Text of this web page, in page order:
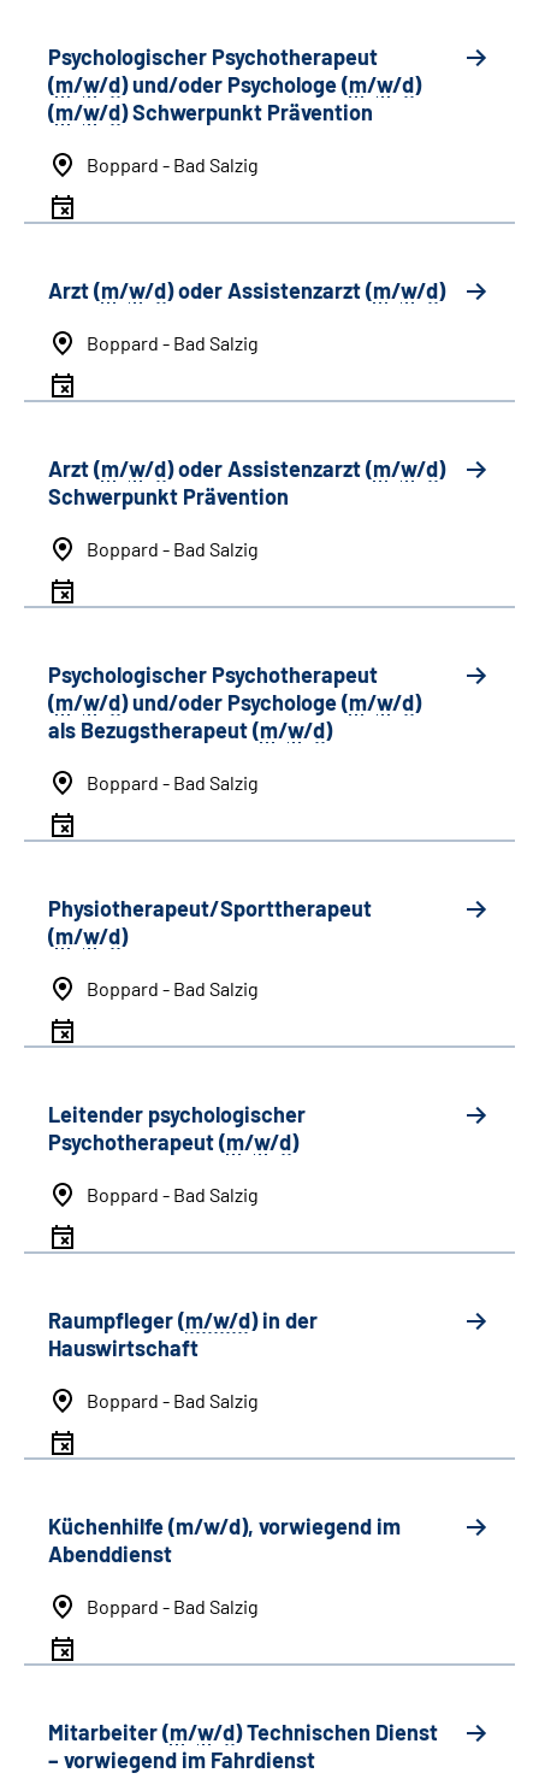
Psychologischer Psychotherapeut
(m/w/d) und/oder Psychologe (m/w/d)
(m/w/d) Schwerpunkt Prävention
Boppard - Bad Salzig
Arzt (m/w/d) oder Assistenzarzt (m/w/d)
Boppard - Bad Salzig
Arzt (m/w/d) oder Assistenzarzt (m/w/d)
Schwerpunkt Prävention
Boppard - Bad Salzig
Psychologischer Psychotherapeut
(m/w/d) und/oder Psychologe (m/w/d)
als Bezugstherapeut (m/w/d)
Boppard - Bad Salzig
Physiotherapeut/Sporttherapeut
(m/w/d)
Boppard - Bad Salzig
Leitender psychologischer
Psychotherapeut (m/w/d)
Boppard - Bad Salzig
Raumpfleger (m/w/d) in der
Hauswirtschaft
Boppard - Bad Salzig
Küchenhilfe (m/w/d), vorwiegend im
Abenddienst
Boppard - Bad Salzig
Mitarbeiter (m/w/d) Technischen Dienst
– vorwiegend im Fahrdienst